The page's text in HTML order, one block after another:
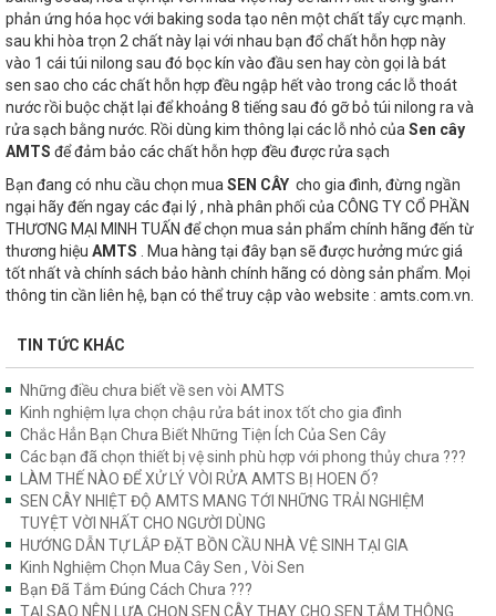
phản ứng hóa học với baking soda tạo nên một chất tẩy cực mạnh.
sau khi hòa trọn 2 chất này lại với nhau bạn đổ chất hỗn hợp này
vào 1 cái túi nilong sau đó bọc kín vào đầu sen hay còn gọi là bát
sen sao cho các chất hỗn hợp đều ngập hết vào trong các lỗ thoát
nước rồi buộc chặt lại để khoảng 8 tiếng sau đó gỡ bỏ túi nilong ra và
rửa sạch bằng nước. Rồi dùng kim thông lại các lỗ nhỏ củaSen cây
AMTS để đảm bảo các chất hỗn hợp đều được rửa sạch
Bạn đang có nhu cầu chọn muaSEN CÂY cho gia đình, đừng ngần
ngại hãy đến ngay các đại lý , nhà phân phối của CÔNG TY CỔ PHẦN
THƯƠNG MẠI MINH TUẤN để chọn mua sản phẩm chính hãng đến từ
thương hiệu AMTS . Mua hàng tại đây bạn sẽ được hưởng mức giá
tốt nhất và chính sách bảo hành chính hãng có dòng sản phẩm. Mọi
thông tin cần liên hệ, bạn có thể truy cập vào website : amts.com.vn.
TIN TỨC KHÁC
Những điều chưa biết về sen vòi AMTS
Kinh nghiệm lựa chọn chậu rửa bát inox tốt cho gia đình
Chắc Hẳn Bạn Chưa Biết Những Tiện Ích Của Sen Cây
Các bạn đã chọn thiết bị vệ sinh phù hợp với phong thủy chưa ???
LÀM THẾ NÀO ĐỂ XỬ LÝ VÒI RỬA AMTS BỊ HOEN Ố?
SEN CÂY NHIỆT ĐỘ AMTS MANG TỚI NHỮNG TRẢI NGHIỆM
TUYỆT VỜI NHẤT CHO NGƯỜI DÙNG
HƯỚNG DẪN TỰ LẮP ĐẶT BỒN CẦU NHÀ VỆ SINH TẠI GIA
Kinh Nghiệm Chọn Mua Cây Sen , Vòi Sen
Bạn Đã Tắm Đúng Cách Chưa ???
TẠI SAO NÊN LỰA CHỌN SEN CÂY THAY CHO SEN TẮM THÔNG